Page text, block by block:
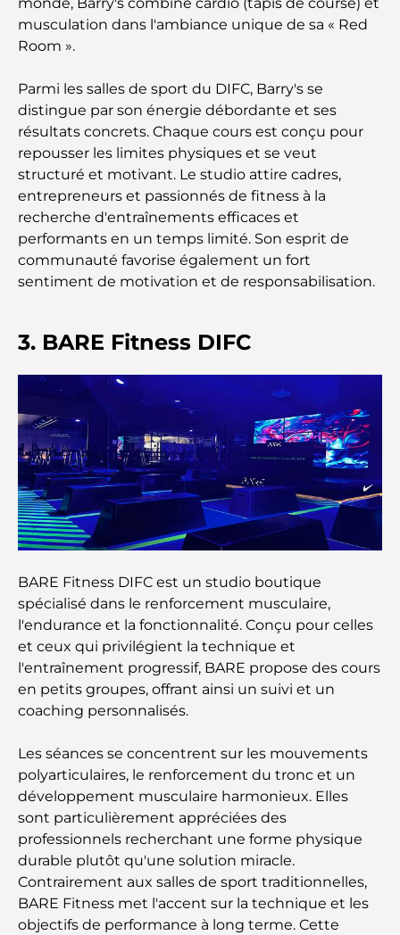
Cafés à Business Bay : l’alliance parfaite du café et
de la convivialité
Restaurants étoilés Michelin à Dubaï : un circuit
gastronomique inoubliable
Découverte des restaurants de Jumeirah Golf
Estates : un guide culinaire
Dubai Horse Racing: Where Tradition Meets
Global Competition
Cafés à Palm Jumeirah : Guide des meilleurs cafés
Les meilleurs petits-déjeuners de Dubaï : Ma
sélection pour 2026
Comment obtenir un prêt immobilier à Dubaï : le
guide ultime
Plan directeur de Tilal Al Ghaf : une nouvelle
norme pour la vie intégrée à Dubaï
Maisons conformes au Vastu : Guide pratique pour
Les meilleures entreprises d'aménagement
paysager à Dubaï : Transformer vos espaces
extérieurs
Les meilleures entreprises de déménagement à
Dubaï : un guide complet
Palm Jebel Ali contre Palm Jumeirah : une
comparaison claire pour les acheteurs immobiliers
avisés
Découvrez Moon Island Dubai : votre guide ultime
À la découverte des sites historiques de Dubaï : un
voyage à travers le temps
musculation dans l'ambiance unique de sa « Red
Room ».
Parmi les salles de sport du DIFC, Barry's se
distingue par son énergie débordante et ses
résultats concrets. Chaque cours est conçu pour
repousser les limites physiques et se veut
structuré et motivant. Le studio attire cadres,
entrepreneurs et passionnés de fitness à la
recherche d'entraînements efficaces et
performants en un temps limité. Son esprit de
communauté favorise également un fort
sentiment de motivation et de responsabilisation.
3. BARE Fitness DIFC
BARE Fitness DIFC est un studio boutique
spécialisé dans le renforcement musculaire,
l'endurance et la fonctionnalité. Conçu pour celles
et ceux qui privilégient la technique et
l'entraînement progressif, BARE propose des cours
en petits groupes, offrant ainsi un suivi et un
coaching personnalisés.
Les séances se concentrent sur les mouvements
polyarticulaires, le renforcement du tronc et un
développement musculaire harmonieux. Elles
sont particulièrement appréciées des
professionnels recherchant une forme physique
durable plutôt qu'une solution miracle.
Contrairement aux salles de sport traditionnelles,
BARE Fitness met l'accent sur la technique et les
objectifs de performance à long terme. Cette